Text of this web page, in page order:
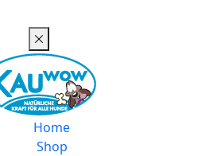
Home
Shop